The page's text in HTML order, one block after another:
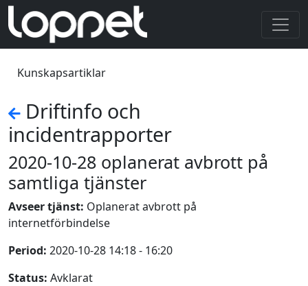
Kunskapsartiklar
Driftinfo och
incidentrapporter
2020-10-28 oplanerat avbrott på
samtliga tjänster
Avseer tjänst: Oplanerat avbrott på
internetförbindelse
Period: 2020-10-28 14:18 - 16:20
Status: Avklarat